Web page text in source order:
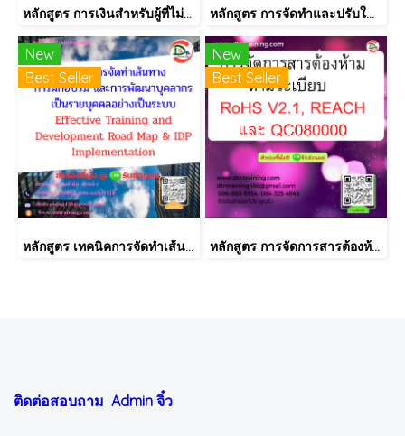
หลักสูตร การเงินสำหรับผู้ที่ไม่ได้มีวิชาชีพด้านการเงิน (Finance for Non-Finance Professionals) หลักสูตร การจัดทำและปรับใช้ SKILLS MATRIX อย่างได้ผล Skill Matrix Setting & Implementation
New
Best Seller
หลักสูตร เทคนิคการจัดทำเส้นทางการฝึกอบรม และการพัฒนาบุคลากร เป็นรายบุคคลอย่างเป็นระบบ Effective Training and Development Road Map & IDP Implementation
New
Best Seller
หลักสูตร การจัดการสารต้องห้ามตามระเบียบ RoHS V2.1, REACH และ QC080000
ติดต่อสอบถาม Admin จิ๋ว